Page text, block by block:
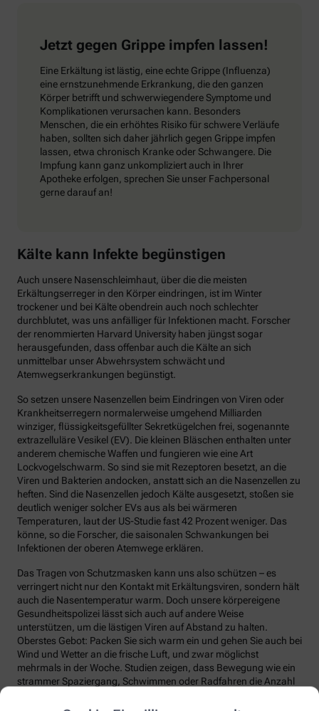
Jetzt gegen Grippe impfen lassen!
Eine Erkältung ist lästig, eine echte Grippe (Influenza)
eine ernstzunehmende Erkrankung, die den ganzen
Körper betrifft und schwerwiegendere Symptome und
Komplikationen verursachen kann. Besonders
Menschen, die ein erhöhtes Risiko für schwere Verläufe
haben, sollten sich daher jährlich gegen Grippe impfen
lassen, etwa chronisch Kranke oder Schwangere. Die
Impfung kann ganz unkompliziert auch in Ihrer
Apotheke erfolgen, sprechen Sie unser Fachpersonal
gerne darauf an!
Kälte kann Infekte begünstigen
Auch unsere Nasenschleimhaut, über die die meisten
Erkältungserreger in den Körper eindringen, ist im Winter
trockener und bei Kälte obendrein auch noch schlechter
durchblutet, was uns anfälliger für Infektionen macht. Forscher
der renommierten Harvard University haben jüngst sogar
herausgefunden, dass offenbar auch die Kälte an sich
unmittelbar unser Abwehrsystem schwächt und
Atemwegserkrankungen begünstigt.
So setzen unsere Nasenzellen beim Eindringen von Viren oder
Krankheitserregern normalerweise umgehend Milliarden
winziger, flüssigkeitsgefüllter Sekretkügelchen frei, sogenannte
extrazelluläre Vesikel (EV). Die kleinen Bläschen enthalten unter
anderem chemische Waffen und fungieren wie eine Art
Lockvogelschwarm. So sind sie mit Rezeptoren besetzt, an die
Viren und Bakterien andocken, anstatt sich an die Nasenzellen zu
heften. Sind die Nasenzellen jedoch Kälte ausgesetzt, stoßen sie
deutlich weniger solcher EVs aus als bei wärmeren
Temperaturen, laut der US-Studie fast 42 Prozent weniger. Das
könne, so die Forscher, die saisonalen Schwankungen bei
Infektionen der oberen Atemwege erklären.
Das Tragen von Schutzmasken kann uns also schützen – es
verringert nicht nur den Kontakt mit Erkältungsviren, sondern hält
auch die Nasentemperatur warm. Doch unsere körpereigene
Gesundheitspolizei lässt sich auch auf andere Weise
unterstützen, um die lästigen Viren auf Abstand zu halten.
Oberstes Gebot: Packen Sie sich warm ein und gehen Sie auch bei
Wind und Wetter an die frische Luft, und zwar möglichst
mehrmals in der Woche. Studien zeigen, dass Bewegung wie ein
strammer Spaziergang, Schwimmen oder Radfahren die Anzahl
Regelmäßige Bewegung sorgt auch dafür, dass Fremdstoffe über